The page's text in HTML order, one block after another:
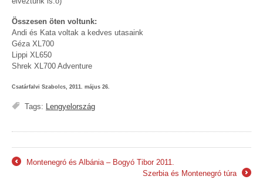
Összesen öten voltunk:
Andi és Kata voltak a kedves utasaink
Géza XL700
Lippi XL650
Shrek XL700 Adventure
Csatárfalvi Szabolcs, 2011. május 26.
Tags: Lengyelország
Montenegró és Albánia – Bogyó Tibor 2011.
Szerbia és Montenegró túra